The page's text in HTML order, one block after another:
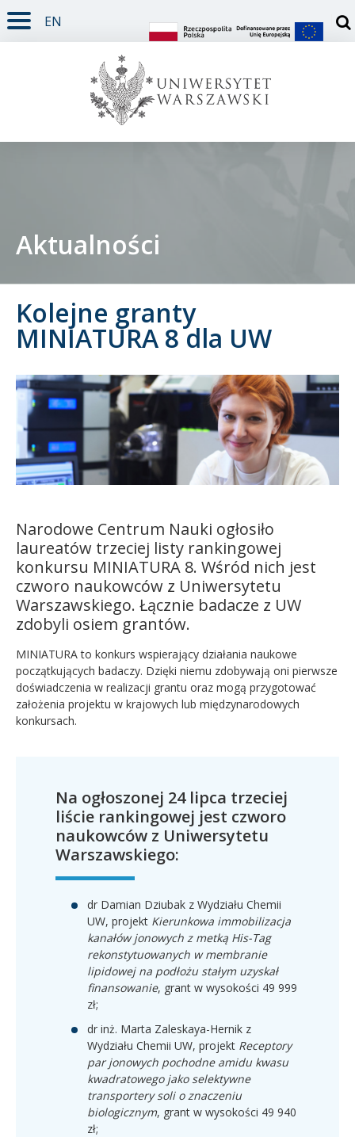
TREŚĆ STRONY
MENU GŁÓWNE
WYSZUKIWARKA
SOCIAL MEDIA
STOPKA STRONY
EN
Doktorant
Pracownik
Kandydat
Absolwent
Aktualności
Kolejne granty
MINIATURA 8 dla UW
Narodowe Centrum Nauki ogłosiło
laureatów trzeciej listy rankingowej
konkursu MINIATURA 8. Wśród nich jest
czworo naukowców z Uniwersytetu
Warszawskiego. Łącznie badacze z UW
zdobyli osiem grantów.
MINIATURA to konkurs wspierający działania naukowe
początkujących badaczy. Dzięki niemu zdobywają oni pierwsze
doświadczenia w realizacji grantu oraz mogą przygotować
założenia projektu w krajowych lub międzynarodowych
konkursach.
Na ogłoszonej 24 lipca trzeciej
liście rankingowej jest czworo
naukowców z Uniwersytetu
Warszawskiego:
dr Damian Dziubak z Wydziału Chemii
UW, projekt Kierunkowa immobilizacja
kanałów jonowych z metką His-Tag
rekonstytuowanych w membranie
lipidowej na podłożu stałym uzyskał
finansowanie, grant w wysokości 49 999
zł;
dr inż. Marta Zaleskaya-Hernik z
Wydziału Chemii UW, projekt Receptory
par jonowych pochodne amidu kwasu
kwadratowego jako selektywne
transportery soli o znaczeniu
biologicznym, grant w wysokości 49 940
zł;